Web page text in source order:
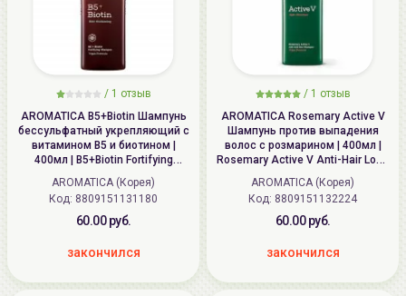
/ 1 отзыв
AROMATICA B5+Biotin Шампунь
бессульфатный укрепляющий с
витамином В5 и биотином |
400мл | B5+Biotin Fortifying
Shampoo
AROMATICA (Корея)
Код: 8809151131180
60.00 руб.
закончился
/ 1 отзыв
AROMATICA Rosemary Active V
Шампунь против выпадения
волос с розмарином | 400мл |
Rosemary Active V Anti-Hair Loss
Shampoo
AROMATICA (Корея)
Код: 8809151132224
60.00 руб.
закончился